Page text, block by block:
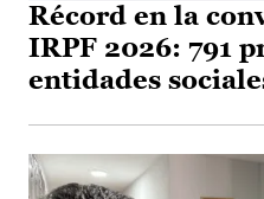
Récord en la
IRPF 2026: 791
entidades